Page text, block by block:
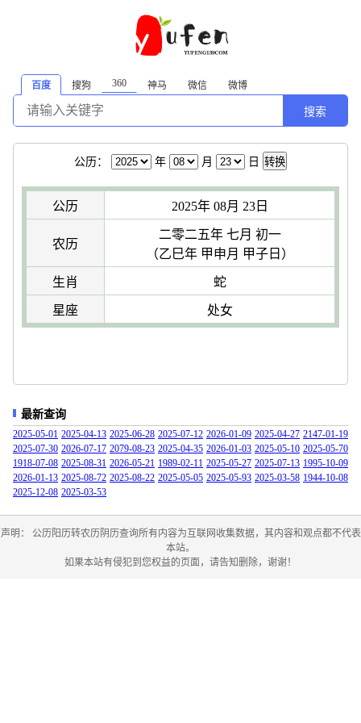
百度 搜狗 360 神马 微信 微博
搜索
公历： 年 月 日 转换
公历 2025年 08月 23日
农历
二零二五年 七月 初一
（乙巳年 甲申月 甲子日）
生肖 蛇
星座 处女
最新查询
2025-05-01 2025-04-13 2025-06-28 2025-07-12 2026-01-09 2025-04-27 2147-01-19
2025-07-30 2026-07-17 2079-08-23 2025-04-35 2026-01-03 2025-05-10 2025-05-70
1918-07-08 2025-08-31 2026-05-21 1989-02-11 2025-05-27 2025-07-13 1995-10-09
2026-01-13 2025-08-72 2025-08-22 2025-05-05 2025-05-93 2025-03-58 1944-10-08
2025-12-08 2025-03-53
声明： 公历阳历转农历阴历查询所有内容为互联网收集数据，其内容和观点都不代表
本站。
如果本站有侵犯到您权益的页面，请告知删除，谢谢！